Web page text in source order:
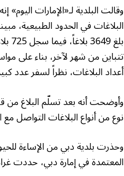
وقالت البلدية لـ«الإمارات
البلاغات في الحدود الطبيعية،
تتباين من شهر لآخر، بناء على
أعداد البلاغات، نظراً لسفر عدد
وأوضحت أنه بعد تسلّم البلاغ من
نوع من أنواع البلاغات التواصل مع
وحذرت بلدية دبي من الإساءة
المعتمدة في إمارة دبي، حددت